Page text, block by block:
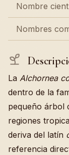
Nombre
Nombres
La Alchornea
dentro de la
pequeño árbol
regiones
deriva del latín
referencia